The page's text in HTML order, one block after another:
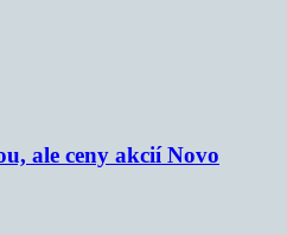
ale ceny akcií Novo